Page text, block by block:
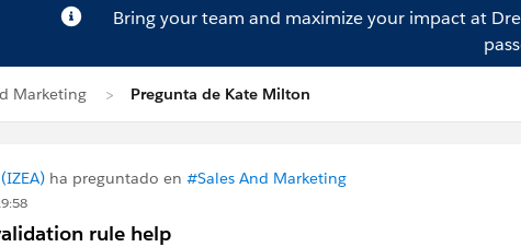
Bring your team and maximize your impact at
Marketing Pregunta de Kate Milton
ha preguntado en #Sales And Marketing
rule help